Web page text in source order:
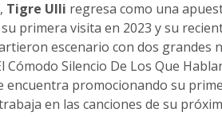
Tigre Ulli regresa como una
primera visita en 2023 y su
escenario con dos grandes
Cómodo Silencio De Los Que
encuentra promocionando su
en las canciones de su